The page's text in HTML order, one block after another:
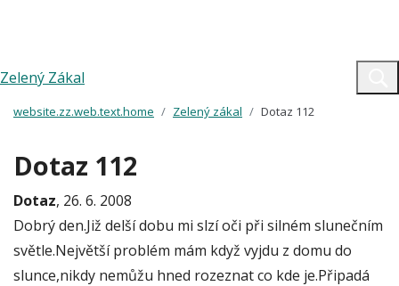
Zelený Zákal
website.zz.web.text.home Zelený zákal Dotaz 112
Dotaz 112
Dotaz, 26. 6. 2008
Dobrý den.Již delší dobu mi slzí oči při silném slunečním
světle.Největší problém mám když vyjdu z domu do
slunce,nikdy nemůžu hned rozeznat co kde je.Připadá